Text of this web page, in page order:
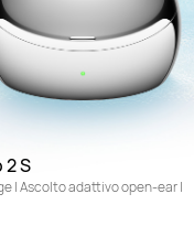
| Ascolto adattivo open-ear |